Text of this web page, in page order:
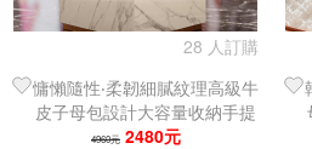
28 人訂購
慵懶隨性‧柔韌細膩紋理高級牛
皮子母包設計大容量收納手提
女單肩包｜托特包
4960元 2480元